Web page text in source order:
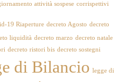
attività sospese corrispettivi
19 Riaperture decreto Agosto decreto
liquidità decreto marzo decreto natale
decreto ristori bis decreto sostegni
di Bilancio legge di